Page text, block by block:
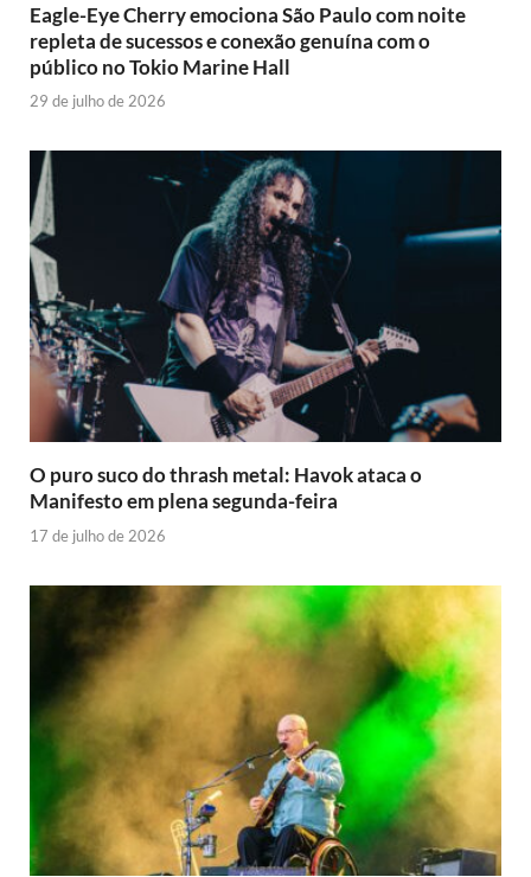
Eagle-Eye Cherry emociona São Paulo com noite
repleta de sucessos e conexão genuína com o
público no Tokio Marine Hall
29 de julho de 2026
O puro suco do thrash metal: Havok ataca o
Manifesto em plena segunda-feira
17 de julho de 2026